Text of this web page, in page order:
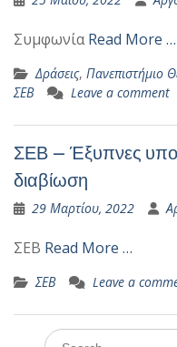
ΣυμφωνίαRead More …
Δράσεις, Πανεπιστήμιο
ΣΕΒ
Leave a comment
ΣΕΒ – Έξυπνες
διαβίωση
29 Μαρτίου, 2022
ΣΕΒ Read More …
ΣΕΒ Leave a
Search